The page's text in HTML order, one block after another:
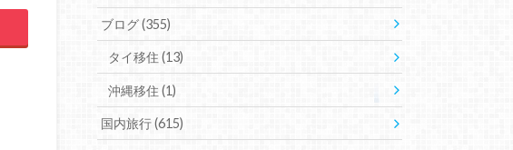
ブログ(355)
タイ移住 (13)
沖縄移住 (1)
国内旅行(615)